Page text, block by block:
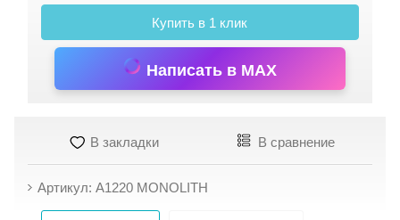
Купить в 1 клик
Написать в MAX
В закладки В сравнение
Артикул: А1220 MONOLITH